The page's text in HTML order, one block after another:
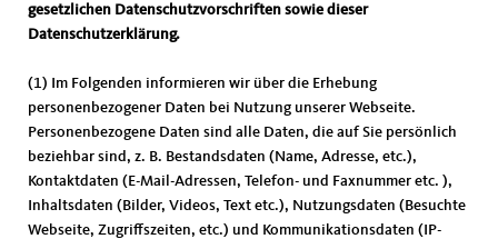
gesetzlichen Datenschutzvorschriften sowie dieser
Datenschutzerklärung.
(1) Im Folgenden informieren wir über die Erhebung
personenbezogener Daten bei Nutzung unserer Webseite.
Personenbezogene Daten sind alle Daten, die auf Sie persönlich
beziehbar sind, z. B. Bestandsdaten (Name, Adresse, etc.),
Kontaktdaten (E-Mail-Adressen, Telefon- und Faxnummer etc. ),
Inhaltsdaten (Bilder, Videos, Text etc.), Nutzungsdaten (Besuchte
Webseite, Zugriffszeiten, etc.) und Kommunikationsdaten (IP-